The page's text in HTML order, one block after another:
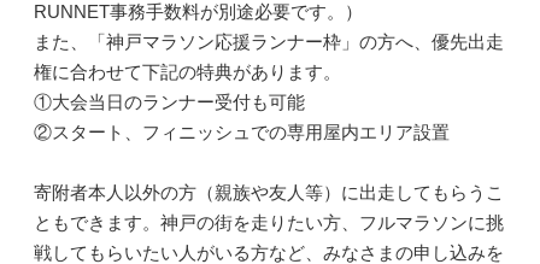
RUNNET事務手数料が別途必要です。）
また、「神戸マラソン応援ランナー枠」の方へ、優先出走
権に合わせて下記の特典があります。
①大会当日のランナー受付も可能
②スタート、フィニッシュでの専用屋内エリア設置
寄附者本人以外の方（親族や友人等）に出走してもらうこ
ともできます。神戸の街を走りたい方、フルマラソンに挑
戦してもらいたい人がいる方など、みなさまの申し込みを